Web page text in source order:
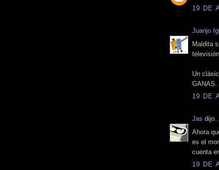
19 DE
Juanjo
Maldita
Un
GANAS.
19 DE
Jas
Ahora
es el
cuenta
19 DE